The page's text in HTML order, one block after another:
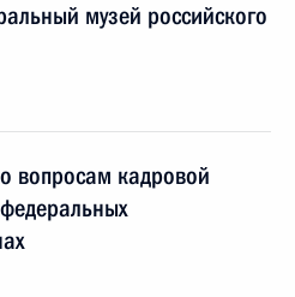
музей российского
вопросам кадровой